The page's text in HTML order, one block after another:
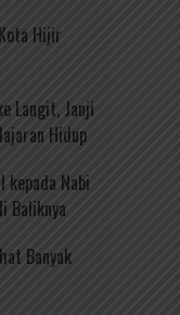
Hijir
Langit, Janji
Hidup
Nabi
Baliknya
Banyak